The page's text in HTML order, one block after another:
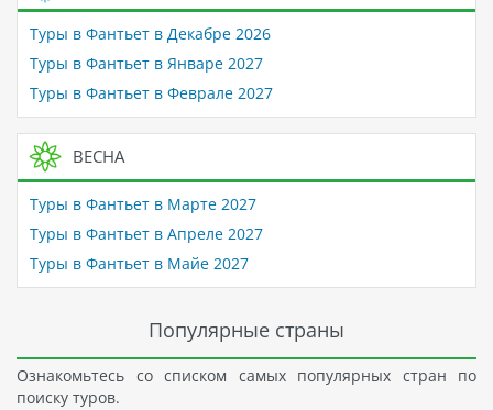
Туры в Фантьет в Декабре 2026
Туры в Фантьет в Январе 2027
Туры в Фантьет в Феврале 2027
ВЕСНА
Туры в Фантьет в Марте 2027
Туры в Фантьет в Апреле 2027
Туры в Фантьет в Майе 2027
Популярные страны
Ознакомьтесь со списком самых популярных стран по
поиску туров.